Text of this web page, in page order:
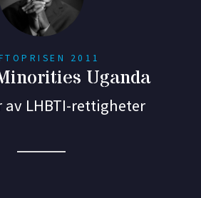
2011
Uganda
av LHBTI-rettigheter